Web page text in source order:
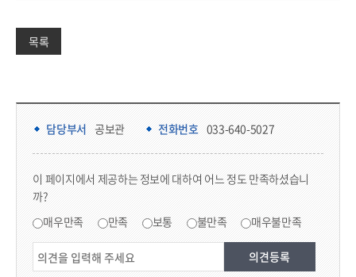
목록
담당부서 정보 & 컨텐츠 만족도 조사 & 공공저작물 자유이용 허락 표시
담당부서 공보관 전화번호 033-640-5027
이 페이지에서 제공하는 정보에 대하여 어느 정도 만족하셨습니
까?
매우만족 만족 보통 불만족 매우불만족